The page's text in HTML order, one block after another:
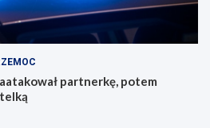
partnerkę, potem